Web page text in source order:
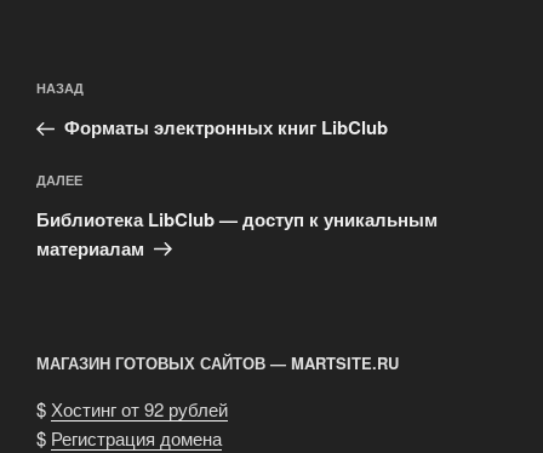
по
записям
Предыдущая
запись:
НАЗАД
Форматы электронных книг LibClub
Следующая
запись
ДАЛЕЕ
Библиотека LibClub — доступ к уникальным
материалам
МАГАЗИН ГОТОВЫХ САЙТОВ — MARTSITE.RU
$Хостинг от 92 рублей
$ Регистрация домена